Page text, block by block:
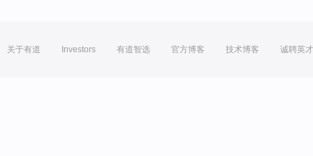
关于有道 Investors 有道智选 官方博客 技术博客 诚聘英才